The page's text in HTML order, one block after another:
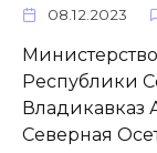
08.12.2023
Республики
Владикавказ
Северная